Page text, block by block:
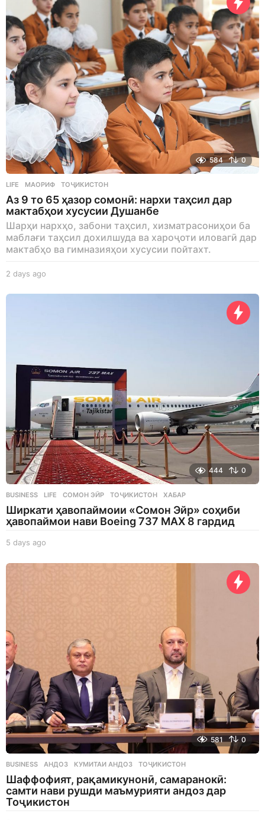
584 0
LIFE МАОРИФ ,ТОҶИКИСТОН
Аз 9 то 65 ҳазор сомонӣ: нархи таҳсил дар
мактабҳои хусусии Душанбе
Шарҳи нархҳо, забони таҳсил, хизматрасониҳои ба
маблағи таҳсил дохилшуда ва хароҷоти иловагӣ дар
мактабҳо ва гимназияҳои хусусии пойтахт.
2 days ago
a
444 0
BUSINESS ,LIFE СОМОН ЭЙР ,ТОҶИКИСТОН ,ХАБАР
Ширкати ҳавопаймоии «Сомон Эйр» соҳиби
ҳавопаймои нави Boeing 737 MAX 8 гардид
5 days ago
a
581 0
BUSINESS АНДОЗ ,КУМИТАИ АНДОЗ ,ТОҶИКИСТОН
Шаффофият, рақамикунонӣ, самаранокӣ:
самти нави рушди маъмурияти андоз дар
Тоҷикистон